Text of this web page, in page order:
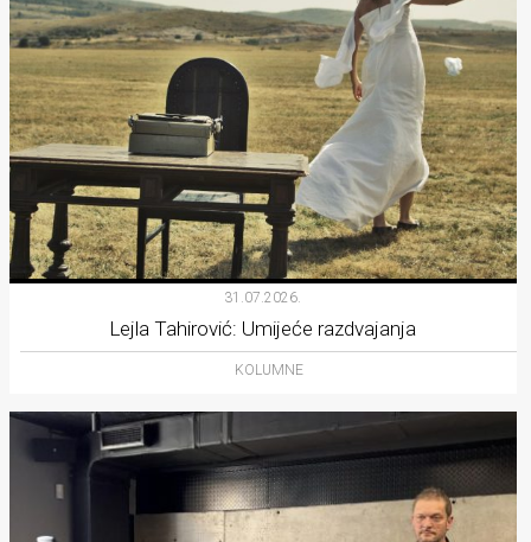
31.07.2026.
Lejla Tahirović: Umijeće razdvajanja
KOLUMNE